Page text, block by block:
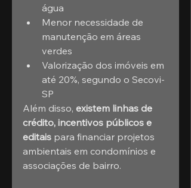
água
Menor necessidade de
manutenção em áreas
verdes
Valorização dos imóveis em
até 20%, segundo o Secovi-
SP
Além disso, existem linhas de
crédito, incentivos públicos e
editais para financiar projetos
ambientais em condomínios e
associações de bairro.